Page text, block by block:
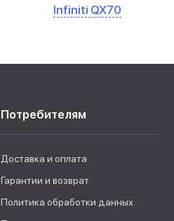
Infiniti QX70
Потребителям
Доставка и оплата
Гарантии и возврат
Политика обработки данных